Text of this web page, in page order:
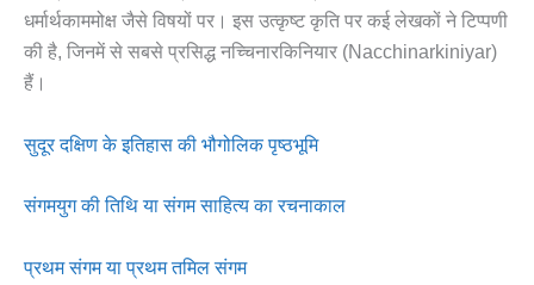
धर्मार्थकाममोक्ष जैसे विषयों पर। इस उत्कृष्ट कृति पर कई लेखकों ने टिप्पणी
की है, जिनमें से सबसे प्रसिद्ध नच्चिनारकिनियार (Nacchinarkiniyar)
हैं।
सुदूर दक्षिण के इतिहास की भौगोलिक पृष्ठभूमि
संगमयुग की तिथि या संगम साहित्य का रचनाकाल
प्रथम संगम या प्रथम तमिल संगम